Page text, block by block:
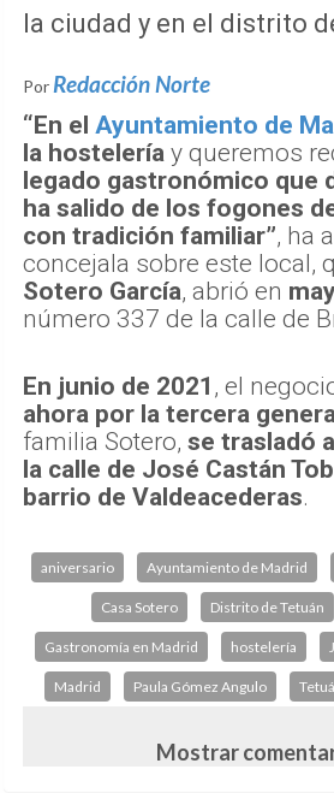
la ciudad y en el distrito
Por Redacción Norte
“En el Ayuntamiento de
la hostelería y queremos
legado gastronómico que
ha salido de los fogones
con tradición familiar”, ha
concejala sobre este local,
Sotero García, abrió en
número 337 de la calle de
En junio de 2021 , el
ahora por la tercera
familia Sotero, se trasladó
la calle de José Castán
barrio de Valdeacederas.
aniversario Ayuntamiento de Madrid
Casa Sotero Distrito de Tetuán
Gastronomía en Madrid hostelería
Madrid Paula Gómez Angulo
Mostrar